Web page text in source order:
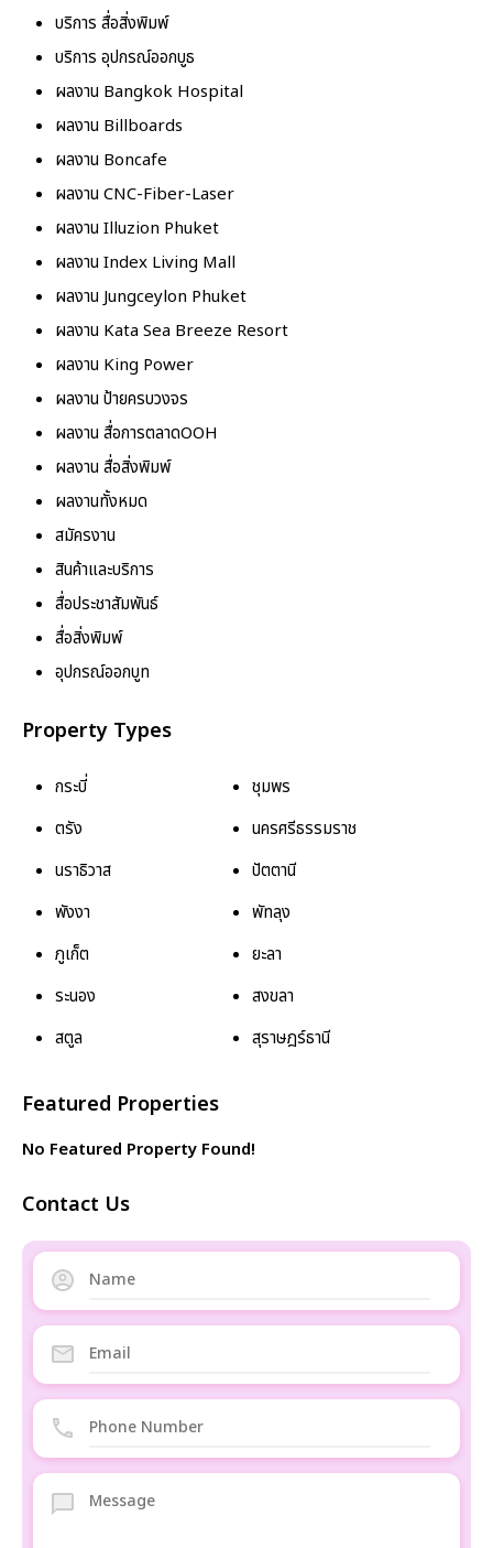
บริการ สื่อสิ่งพิมพ์
บริการ อุปกรณ์ออกบูธ
ผลงาน Bangkok Hospital
ผลงาน Billboards
ผลงาน Boncafe
ผลงาน CNC-Fiber-Laser
ผลงาน Illuzion Phuket
ผลงาน Index Living Mall
ผลงาน Jungceylon Phuket
ผลงาน Kata Sea Breeze Resort
ผลงาน King Power
ผลงาน ป้ายครบวงจร
ผลงาน สื่อการตลาดOOH
ผลงาน สื่อสิ่งพิมพ์
ผลงานทั้งหมด
สมัครงาน
สินค้าและบริการ
สื่อประชาสัมพันธ์
สื่อสิ่งพิมพ์
อุปกรณ์ออกบูท
Property Types
กระบี่
ชุมพร
ตรัง
นครศรีธรรมราช
นราธิวาส
ปัตตานี
พังงา
พัทลุง
ภูเก็ต
ยะลา
ระนอง
สงขลา
สตูล
สุราษฎร์ธานี
Featured Properties
No Featured Property Found!
Contact Us